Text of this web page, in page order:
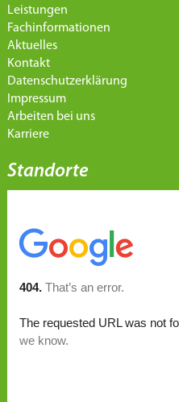
Leistungen
Fachinformationen
Aktuelles
Kontakt
Datenschutzerklärung
Impressum
Arbeiten bei uns
Karriere
Standorte